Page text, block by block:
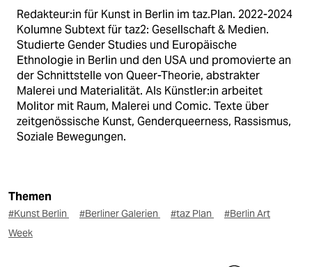
Redakteur:in für Kunst in Berlin im taz.Plan. 2022-2024
Kolumne Subtext für taz2: Gesellschaft & Medien.
Studierte Gender Studies und Europäische
Ethnologie in Berlin und den USA und promovierte an
der Schnittstelle von Queer-Theorie, abstrakter
Malerei und Materialität. Als Künstler:in arbeitet
Molitor mit Raum, Malerei und Comic. Texte über
zeitgenössische Kunst, Genderqueerness, Rassismus,
Soziale Bewegungen.
Themen
#Kunst Berlin #Berliner Galerien #taz Plan
#Berlin Art
Week